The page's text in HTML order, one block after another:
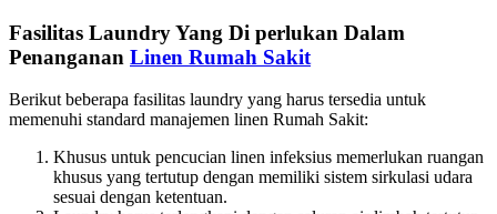
Fasilitas Laundry Yang Di perlukan Dalam
Penanganan Linen Rumah Sakit
Berikut beberapa fasilitas laundry yang harus tersedia untuk
memenuhi standard manajemen linen Rumah Sakit:
Khusus untuk pencucian linen infeksius memerlukan ruangan
khusus yang tertutup dengan memiliki sistem sirkulasi udara
sesuai dengan ketentuan.